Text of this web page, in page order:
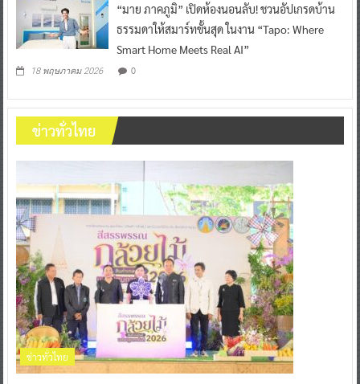
“มาย ภาคภูมิ” เปิดห้องนอนลับ! ชวนอัปเกรดบ้าน
ธรรมดาให้สมาร์ทขั้นสุด ในงาน “Tapo: Where
Smart Home Meets Real AI”
18 พฤษภาคม 2026 0
ข่าวทั่วไทย
ข่าวทั่วไทย